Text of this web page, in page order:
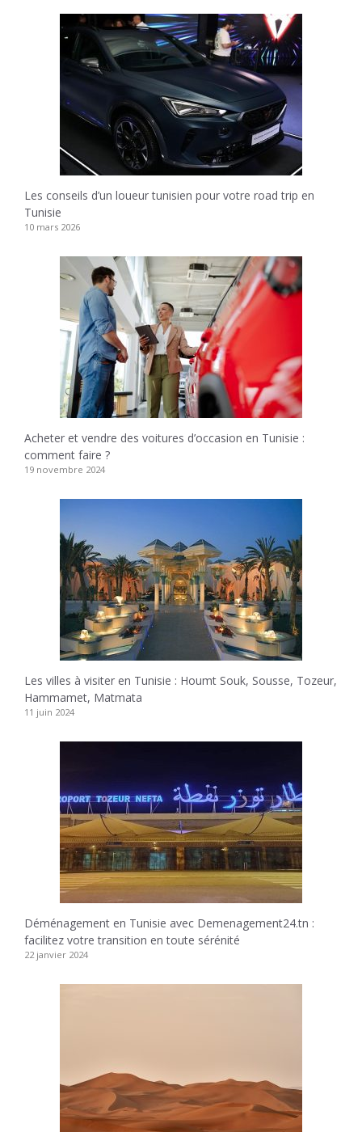
Les conseils d’un loueur tunisien pour votre road trip en
Tunisie
10 mars 2026
Acheter et vendre des voitures d’occasion en Tunisie :
comment faire ?
19 novembre 2024
Les villes à visiter en Tunisie : Houmt Souk, Sousse, Tozeur,
Hammamet, Matmata
11 juin 2024
Déménagement en Tunisie avec Demenagement24.tn :
facilitez votre transition en toute sérénité
22 janvier 2024